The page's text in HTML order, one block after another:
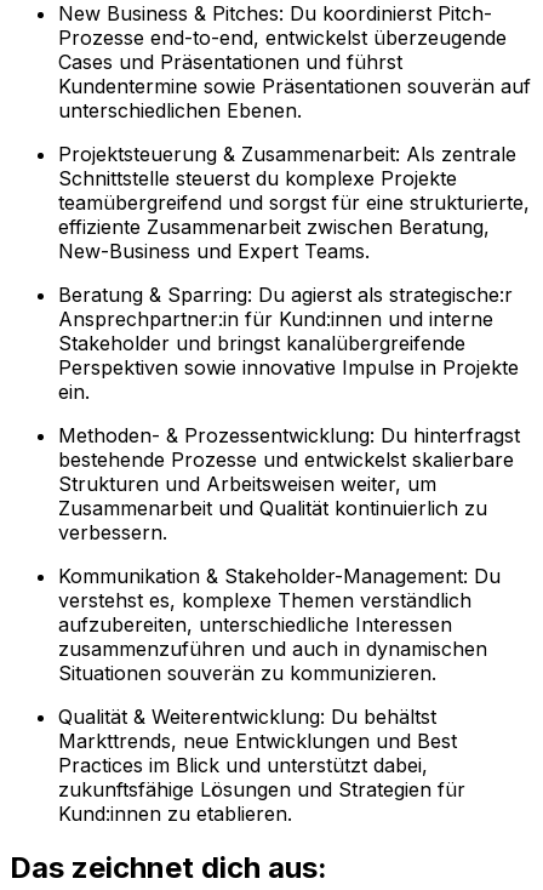
New Business & Pitches: Du koordinierst Pitch-
Prozesse end-to-end, entwickelst überzeugende
Cases und Präsentationen und führst
Kundentermine sowie Präsentationen souverän auf
unterschiedlichen Ebenen.
Projektsteuerung & Zusammenarbeit: Als zentrale
Schnittstelle steuerst du komplexe Projekte
teamübergreifend und sorgst für eine strukturierte,
effiziente Zusammenarbeit zwischen Beratung,
New-Business und Expert Teams.
Beratung & Sparring: Du agierst als strategische:r
Ansprechpartner:in für Kund:innen und interne
Stakeholder und bringst kanalübergreifende
Perspektiven sowie innovative Impulse in Projekte
ein.
Methoden- & Prozessentwicklung: Du hinterfragst
bestehende Prozesse und entwickelst skalierbare
Strukturen und Arbeitsweisen weiter, um
Zusammenarbeit und Qualität kontinuierlich zu
verbessern.
Kommunikation & Stakeholder-Management: Du
verstehst es, komplexe Themen verständlich
aufzubereiten, unterschiedliche Interessen
zusammenzuführen und auch in dynamischen
Situationen souverän zu kommunizieren.
Qualität & Weiterentwicklung: Du behältst
Markttrends, neue Entwicklungen und Best
Practices im Blick und unterstützt dabei,
zukunftsfähige Lösungen und Strategien für
Kund:innen zu etablieren.
Das zeichnet dich aus: